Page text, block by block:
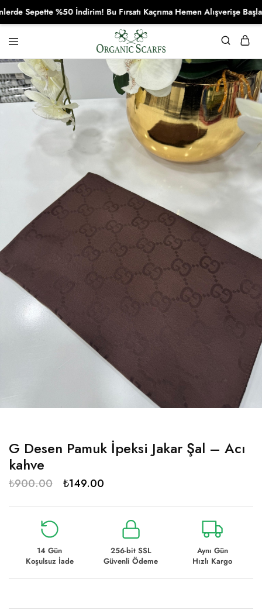
Organikscarf
G Desen Pamuk İpeksi Jakar Şal – Acı
kahve
₺900.00 ₺149.00
14 Gün
Koşulsuz İade
256-bit SSL
Güvenli Ödeme
Aynı Gün
Hızlı Kargo
Sepette %50 İndirim! Bu Fırsatı Kaçrıma Hemen Alışverişe Başla!